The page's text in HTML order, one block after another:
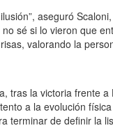
aseguró
sé si lo vieron que
valorando la
tras la victoria frente
a la evolución
terminar de definir la